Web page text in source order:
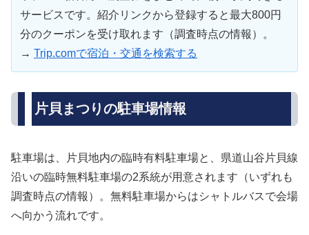
サービスです。紹介リンクから登録すると最大800円
分のクーポンを受け取れます（調査時点の情報）。
→ Trip.comで宿泊・交通を検索する
片貝まつりの駐車場情報
駐車場は、片貝地内の臨時有料駐車場と、県道山谷片貝線
沿いの臨時無料駐車場の2系統が用意されます（いずれも
調査時点の情報）。無料駐車場からはシャトルバスで会場
へ向かう流れです。